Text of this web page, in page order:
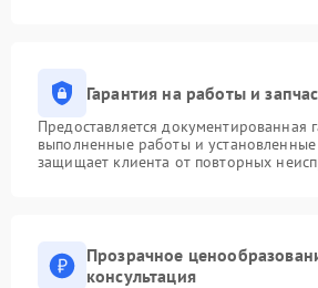
Гарантия на работы и
Предоставляется документированная
выполненные работы и установленные
защищает клиента от повторных
Прозрачное
консультация